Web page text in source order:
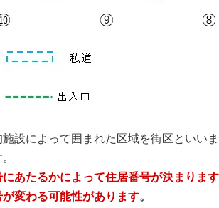
設によって囲まれた区域を街区といい
あたるかによって住居番号が決まりま
変わる可能性があります。